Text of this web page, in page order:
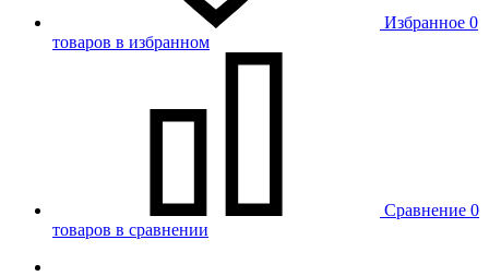
Избранное 0
товаров в избранном
Сравнение 0
товаров в сравнении